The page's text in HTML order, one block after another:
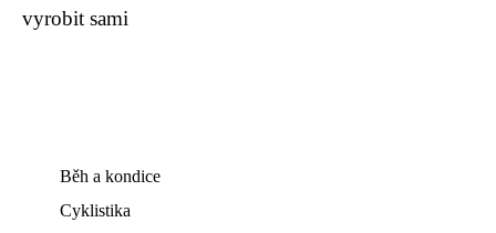
vyrobit sami
Běh a kondice
Cyklistika